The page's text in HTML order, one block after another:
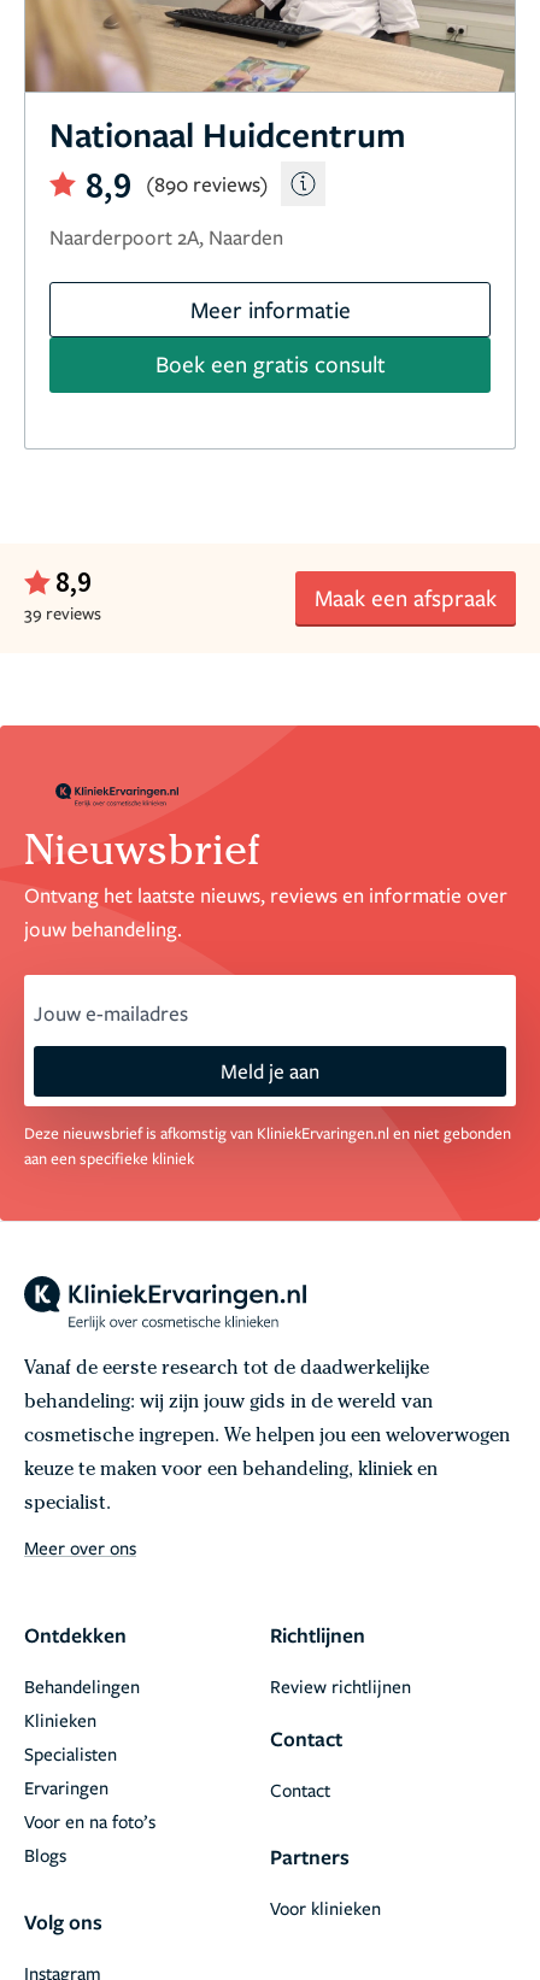
Nationaal Huidcentrum
8,9
(890 reviews)
Naarderpoort 2A, Naarden
Meer informatie
Boek een gratis consult
8,9
39 reviews
Maak een afspraak
Nieuwsbrief
Ontvang het laatste nieuws, reviews en informatie over
jouw behandeling.
Meld je aan
Deze nieuwsbrief is afkomstig van KliniekErvaringen.nl en niet gebonden
aan een specifieke kliniek
Vanaf de eerste research tot de daadwerkelijke
behandeling: wij zijn jouw gids in de wereld van
cosmetische ingrepen. We helpen jou een weloverwogen
keuze te maken voor een behandeling, kliniek en
specialist.
Meer over ons
Ontdekken
Behandelingen
Klinieken
Specialisten
Ervaringen
Voor en na foto’s
Blogs
Volg ons
Instagram
Richtlijnen
Review richtlijnen
Contact
Contact
Partners
Voor klinieken